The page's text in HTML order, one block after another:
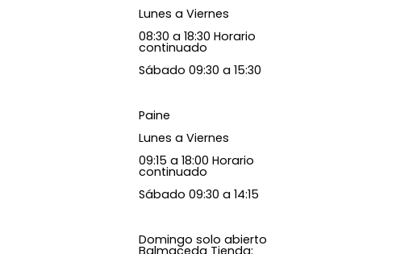
Lunes a Viernes
08:30 a 18:30 Horario
continuado
Sábado 09:30 a 15:30
Paine
Lunes a Viernes
09:15 a 18:00 Horario
continuado
Sábado 09:30 a 14:15
Domingo solo abierto
Balmaceda Tienda: